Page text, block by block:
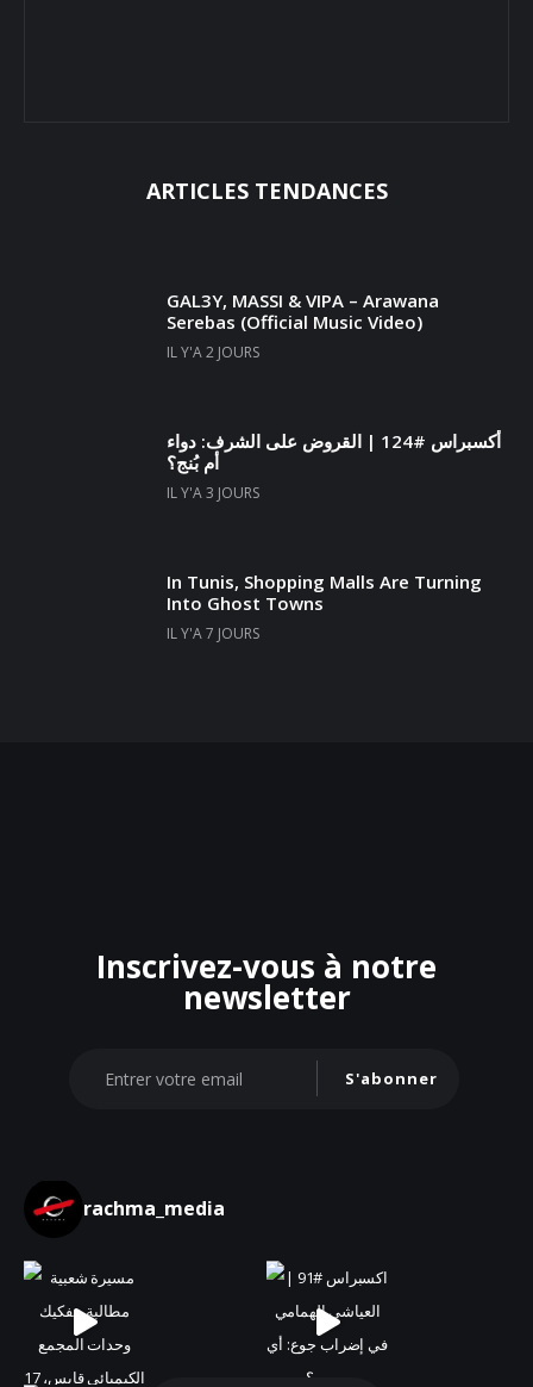
ARTICLES TENDANCES
GAL3Y, MASSI & VIPA – Arawana
Serebas (Official Music Video)
IL Y'A 2 JOURS
أكسبراس #124 | القروض على الشرف: دواء
أم بُنج؟
IL Y'A 3 JOURS
In Tunis, Shopping Malls Are Turning
Into Ghost Towns
IL Y'A 7 JOURS
Inscrivez-vous à notre
newsletter
S'abonner
rachma_media